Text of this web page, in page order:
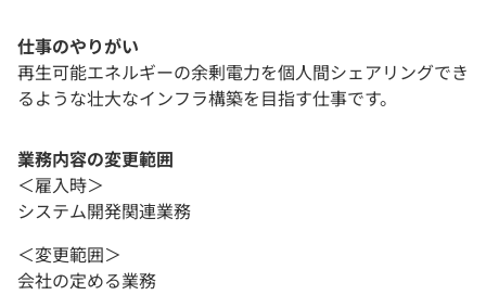
仕事のやりがい
再生可能エネルギーの余剰電力を個人間シェアリングでき
るような壮大なインフラ構築を目指す仕事です。
業務内容の変更範囲
＜雇入時＞
システム開発関連業務
＜変更範囲＞
会社の定める業務